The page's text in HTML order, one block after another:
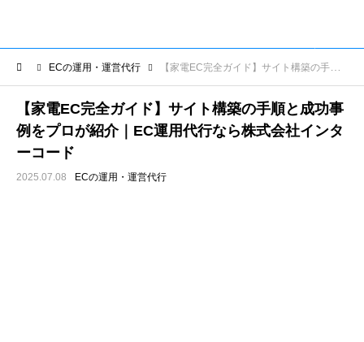
ECの運用・運営代行 【家電EC完全ガイド】サイト構築の手順と成功事例をプロが紹介｜EC運用代行なら株式会社インターコード
【家電EC完全ガイド】サイト構築の手順と成功事
例をプロが紹介｜EC運用代行なら株式会社インタ
ーコード
2025.07.08 ECの運用・運営代行